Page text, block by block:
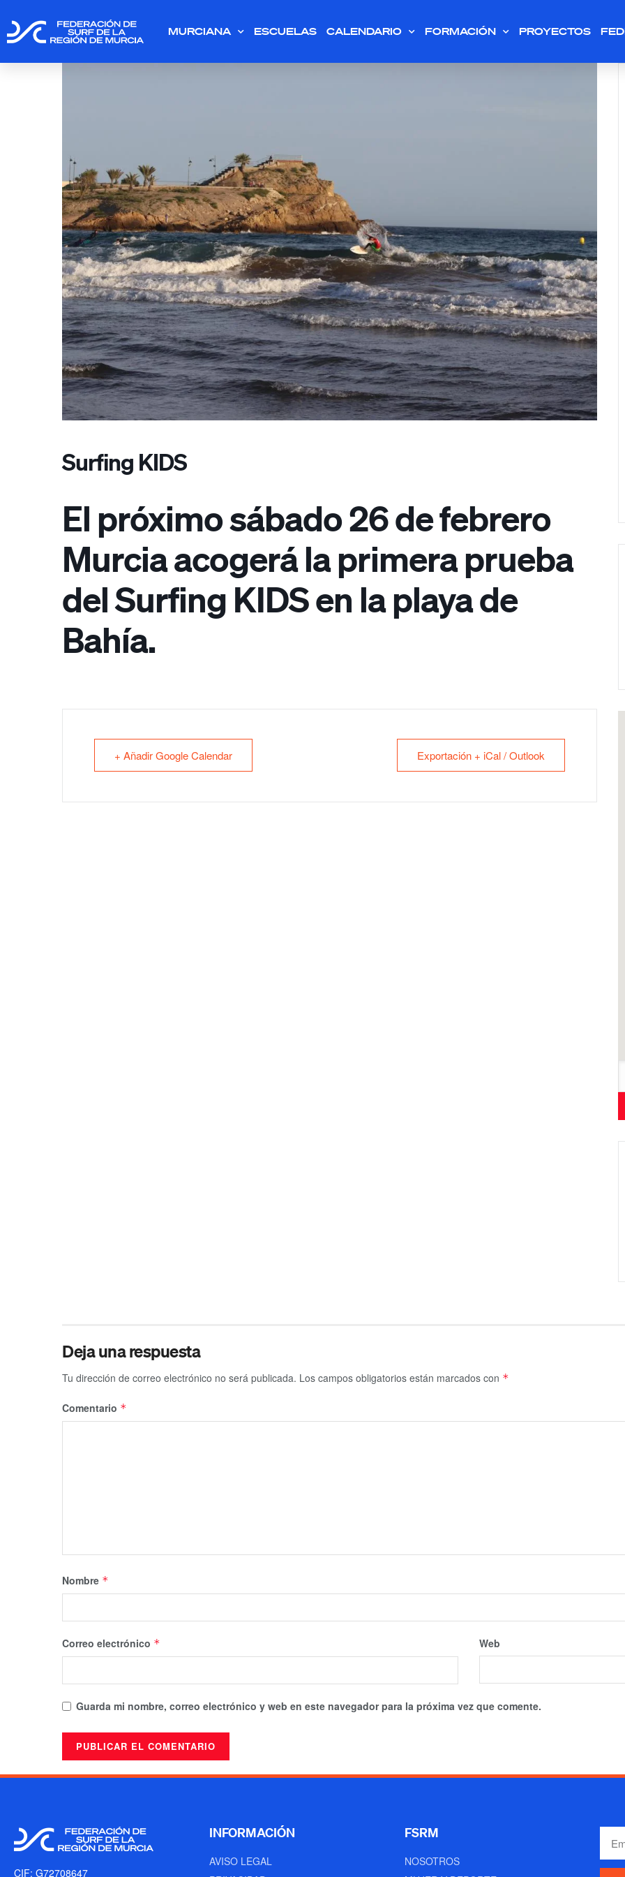
MURCIANA ESCUELAS CALENDARIO FORMACIÓN PROYECTOS
Surfing KIDS
El próximo sábado 26 de febrero
Murcia acogerá la primera prueba
del Surfing KIDS en la playa de
Bahía.
+ Añadir Google Calendar Exportación + iCal / Outlook
Deja una respuesta
Tu dirección de correo electrónico no será publicada. Los campos obligatorios están marcados con *
Comentario *
Nombre *
Correo electrónico * Web
Guarda mi nombre, correo electrónico y web en este navegador para la próxima vez que comente.
CIF: G72708647
INFORMACIÓN
AVISO LEGAL
FSRM
NOSOTROS